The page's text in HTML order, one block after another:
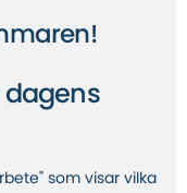
dagens
som visar vilka